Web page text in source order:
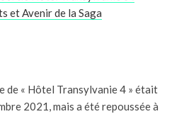
et Avenir de la Saga
de « Hôtel Transylvanie 4 » était
2021, mais a été repoussée à